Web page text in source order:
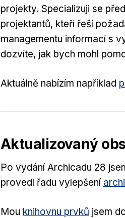
projekty. Specializuji se
projektantů, kteří řeší
managementu informací s
dozvíte, jak bych mohl
Aktuálně nabízím například
Aktualizovaný
Po vydání Archicadu 28
provedl řadu vylepšení
Mou knihovnu prvků jsem